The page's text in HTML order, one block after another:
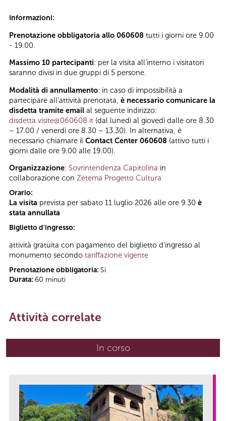
Informazioni:
Prenotazione obbligatoria allo 060608 tutti i giorni ore 9.00
- 19.00.
Massimo 10 partecipanti: per la visita all’interno i visitatori
saranno divisi in due gruppi di 5 persone.
Modalità di annullamento: in caso di impossibilità a
partecipare all’attività prenotata, è necessario comunicare la
disdetta tramite email al seguente indirizzo:
disdetta.visite@060608.it (dal lunedì al giovedì dalle ore 8.30
– 17.00 / venerdì ore 8.30 – 13.30). In alternativa, è
necessario chiamare il Contact Center 060608 (attivo tutti i
giorni dalle ore 9.00 alle 19.00).
Organizzazione: Sovrintendenza Capitolina in
collaborazione con Zètema Progetto Cultura
Orario:
La visita prevista per sabato 11 luglio 2026 alle ore 9.30 è
stata annullata
Biglietto d'ingresso:
attività gratuita con pagamento del biglietto d’ingresso al
monumento secondo tariffazione vigente
Prenotazione obbligatoria: Sì
Durata: 60 minuti
Attività correlate
In corso(scheda attiva)